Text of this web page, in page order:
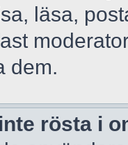
läsa,
dem.
rösta i